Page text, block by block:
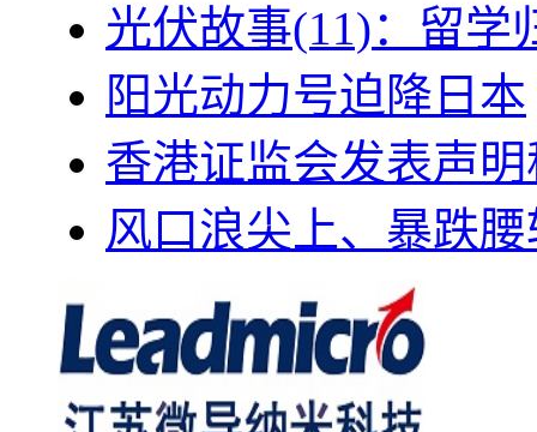
光伏故事(11)：留学
阳光动力号迫降日本
香港证监会发表声
风口浪尖上、暴跌